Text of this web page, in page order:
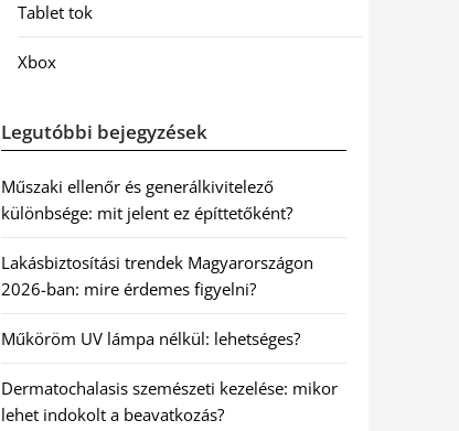
Tablet tok
Xbox
Legutóbbi bejegyzések
Műszaki ellenőr és generálkivitelező
különbsége: mit jelent ez építtetőként?
Lakásbiztosítási trendek Magyarországon
2026-ban: mire érdemes figyelni?
Műköröm UV lámpa nélkül: lehetséges?
Dermatochalasis szemészeti kezelése: mikor
lehet indokolt a beavatkozás?